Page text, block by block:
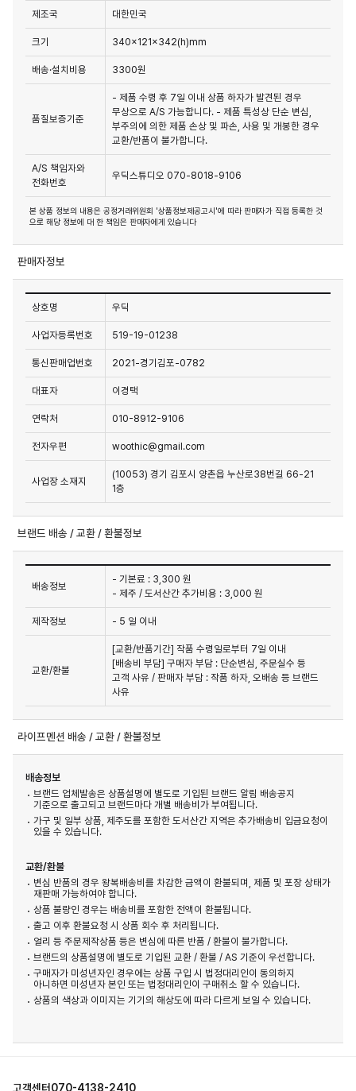
제조국 대한민국
크기 340x121x342(h)mm
배송·설치비용 3300원
품질보증기준
- 제품 수령 후 7일 이내 상품 하자가 발견된 경우
무상으로 A/S 가능합니다. - 제품 특성상 단순 변심,
부주의에 의한 제품 손상 및 파손, 사용 및 개봉한 경우
교환/반품이 불가합니다.
A/S 책임자와
전화번호
우딕스튜디오 070-8018-9106
본 상품 정보의 내용은 공정거래위원회 '상품정보제공고시'에 따라 판매자가 직접 등록한 것
으로 해당 정보에 대 한 책임은 판매자에게 있습니다
판매자정보
상호명 우딕
사업자등록번호 519-19-01238
통신판매업번호 2021-경기김포-0782
대표자 이경택
연락처 010-8912-9106
전자우편 woothic@gmail.com
사업장 소재지
(10053) 경기 김포시 양촌읍 누산로38번길 66-21
1층
브랜드 배송 / 교환 / 환불정보
배송정보
- 기본료 : 3,300 원
- 제주 / 도서산간 추가비용 : 3,000 원
제작정보 - 5 일 이내
교환/환불
[교환/반품기간] 작품 수령일로부터 7일 이내
[배송비 부담] 구매자 부담 : 단순변심, 주문실수 등
고객 사유 / 판매자 부담 : 작품 하자, 오배송 등 브랜드
사유
라이프멘션 배송 / 교환 / 환불정보
배송정보
브랜드 업체발송은 상품설명에 별도로 기입된 브랜드 알림 배송공지
기준으로 출고되고 브랜드마다 개별 배송비가 부여됩니다.
가구 및 일부 상품, 제주도를 포함한 도서산간 지역은 추가배송비 입금요청이
있을 수 있습니다.
교환/환불
변심 반품의 경우 왕복배송비를 차감한 금액이 환불되며, 제품 및 포장 상태가
재판매 가능하여야 합니다.
상품 불량인 경우는 배송비를 포함한 전액이 환불됩니다.
출고 이후 환불요청 시 상품 회수 후 처리됩니다.
얼리 등 주문제작상품 등은 변심에 따른 반품 / 환불이 불가합니다.
브랜드의 상품설명에 별도로 기입된 교환 / 환불 / AS 기준이 우선합니다.
구매자가 미성년자인 경우에는 상품 구입 시 법정대리인이 동의하지
아니하면 미성년자 본인 또는 법정대리인이 구매취소 할 수 있습니다.
상품의 색상과 이미지는 기기의 해상도에 따라 다르게 보일 수 있습니다.
고객센터070-4138-2410